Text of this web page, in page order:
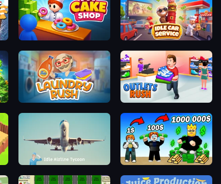
My Cake Shop Idle Car Service: Tycoon
Laundry Rush Outlets Rush
Idle Airline Tycoon Obby Tycoon Build the City